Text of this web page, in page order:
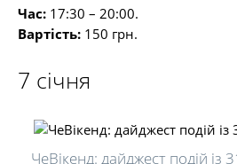
Час: 17:30 – 20:00.
Вартість: 150 грн.
7 січня
ЧеВікенд: дайджест подій із